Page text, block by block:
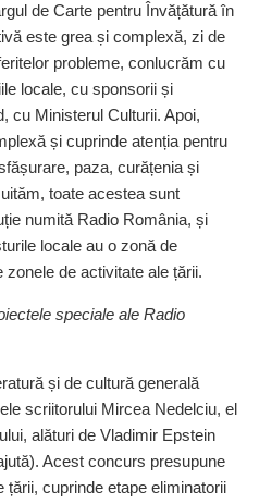
de Carte pentru Învățătură în
este grea și complexă, zi de
probleme, conlucrăm cu
locale, cu sponsorii și
cu Ministerul Culturii. Apoi,
și cuprinde atenția pentru
paza, curățenia și
toate acestea sunt
numită Radio România, și
locale au o zonă de
de activitate ale țării.
speciale ale Radio
și de cultură generală
scriitorului Mircea Nedelciu, el
alături de Vladimir Epstein
Acest concurs presupune
țării, cuprinde etape eliminatorii